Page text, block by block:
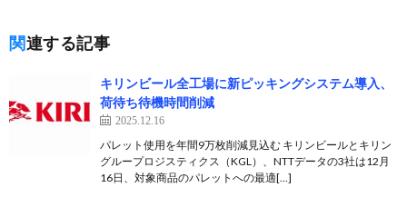
関連する記事
キリンビール全工場に新ピッキングシステム導入、
荷待ち待機時間削減
2025.12.16
パレット使用を年間9万枚削減見込む キリンビールとキリン
グループロジスティクス（KGL）、NTTデータの3社は12月
16日、対象商品のパレットへの最適[…]